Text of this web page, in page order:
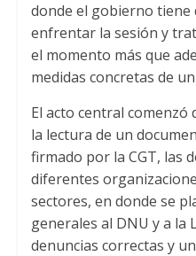
donde el gobierno tiene
enfrentar la sesión y
el momento más que
medidas concretas de
El acto central comenzó
la lectura de un
firmado por la CGT, las
diferentes
sectores, en donde se
generales al DNU y a la
denuncias correctas y